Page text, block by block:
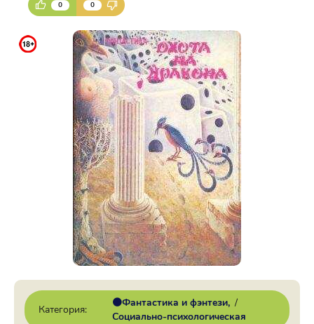
0 0
Категория:
🟠Фантастика и фэнтези /
Социально-психологическая